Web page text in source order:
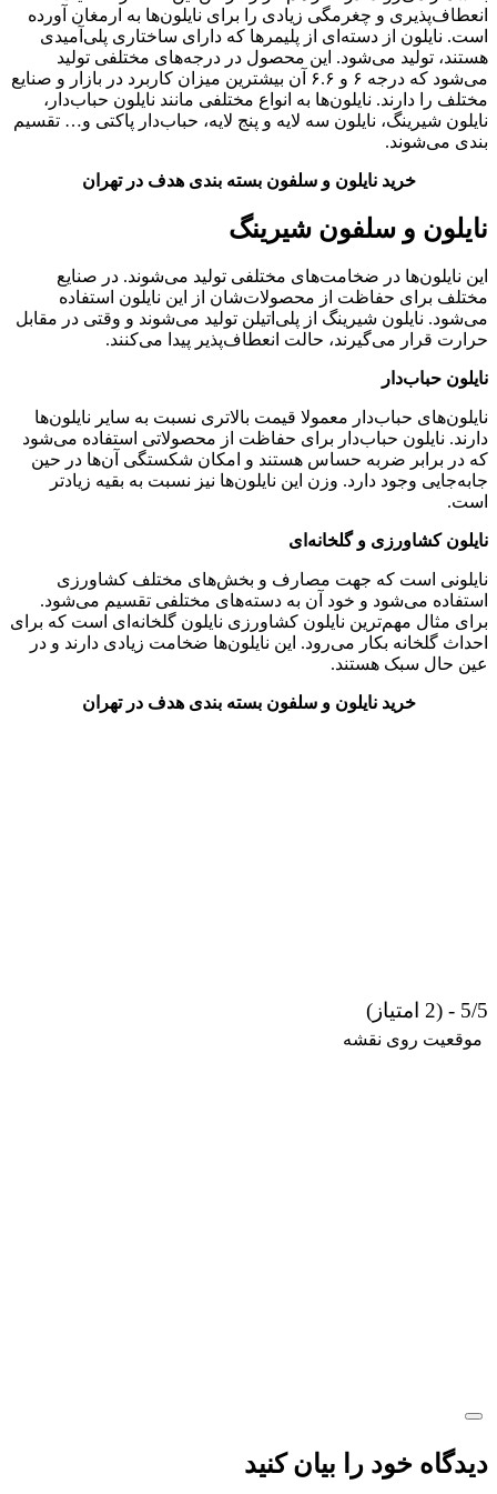
انعطاف‌پذیری و چغرمگی زیادی را برای نایلون‌ها به ارمغان آورده
است. نایلون‌ از دسته‌ای از پلیمرها که دارای ساختاری پلی‌آمیدی
هستند، تولید می‌شود. این محصول در درجه‌های مختلفی تولید
می‌شود که درجه ۶ و ۶.۶ آن بیشترین میزان کاربرد در بازار و صنایع
مختلف را دارند. نایلون‌ها به انواع مختلفی مانند نایلون حباب‌دار،
نایلون شیرینگ، نایلون سه لایه و پنج لایه، حباب‌دار پاکتی و… تقسیم
بندی می‌شوند.
خرید نایلون و سلفون بسته بندی هدف در تهران
نایلون و سلفون شیرینگ
این نایلون‌ها در ضخامت‌های مختلفی تولید می‌شوند. در صنایع
مختلف برای حفاظت از محصولات‌شان از این نایلون استفاده
می‌شود. نایلون شیرینگ از پلی‌اتیلن تولید می‌شوند و وقتی در مقابل
حرارت قرار می‌گیرند، حالت انعطاف‌پذیر پیدا می‌کنند.
نایلون حباب‌دار
نایلون‌های حباب‌دار معمولا قیمت بالاتری نسبت به سایر نایلون‌ها
دارند. نایلون حباب‌دار برای حفاظت از محصولاتی استفاده می‌شود
که در برابر ضربه حساس هستند و امکان شکستگی آن‌ها در حین
جابه‌جایی وجود دارد. وزن این نایلو‌ن‌ها نیز نسبت به بقیه زیاد‌تر
است.
نایلون کشاورزی و گلخانه‌ای
نایلونی است که جهت مصارف و بخش‌های مختلف کشاورزی
استفاده می‌شود و خود آن به دسته‌های مختلفی تقسیم می‌شود.
برای مثال مهم‌ترین نایلون کشاورزی نایلون گلخانه‌ای است که برای
احداث گلخانه بکار می‌رود. این نایلون‌ها ضخامت زیادی دارند و در
عین حال سبک هستند.
خرید نایلون و سلفون بسته بندی هدف در تهران
5/5 - (2 امتیاز)
موقعیت روی نقشه
دیدگاه خود را بیان کنید